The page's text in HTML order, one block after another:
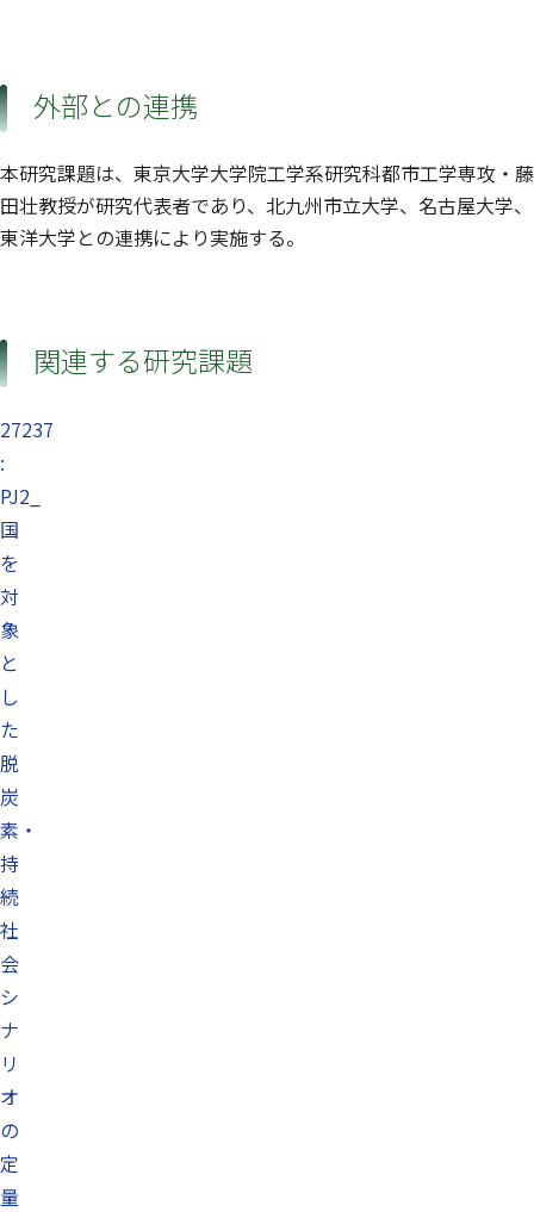
外部との連携
本研究課題は、東京大学大学院工学系研究科都市工学専攻・藤
田壮教授が研究代表者であり、北九州市立大学、名古屋大学、
東洋大学との連携により実施する。
関連する研究課題
27237
:
PJ2_
国
を
対
象
と
し
た
脱
炭
素・
持
続
社
会
シ
ナ
リ
オ
の
定
量